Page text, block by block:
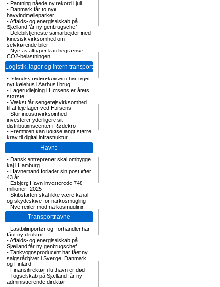
- Pantning nåede ny rekord i juli
- Danmark får to nye
havvindmølleparker
-Affalds- og energiselskab på
Sjælland får ny genbrugschef
- Delebilstjeneste samarbejder med
kinesisk virksomhed om
selvkørende biler
- Nye asfalttyper kan begrænse
CO2-belastningen
Logistik, lager og intern transport
- Islandsk rederi-koncern har taget
nyt kølehus i Aarhus i brug
- Lagerudlejning i Horsens er årets
største
- Vækst får sengetøjsvirksomhed
til at leje lager ved Horsens
- Stor industrivirksomhed
investerer yderligere sit
distributionscenter i Rødekro
- Fremtiden kan udløse langt større
krav til digital infrastruktur
Havne
- Dansk entreprenør skal ombygge
kaj i Hamburg
- Havnemand forlader sin post efter
43 år
- Esbjerg Havn investerede 748
millioner i 2025
- Skibsfarten skal ikke være kanal
og skydeskive for narkosmugling
- Nye regler mod narkosmugling:
Transportnavne
- Lastbilimportør og -forhandler har
fået ny direktør
-Affalds- og energiselskab på
Sjælland får ny genbrugschef
- Tankvognsproducent har fået ny
salgsrådgiver i Sverige, Danmark
og Finland
- Finansdirektør i lufthavn er død
- Togselskab på Sjælland får ny
administrerende direktør